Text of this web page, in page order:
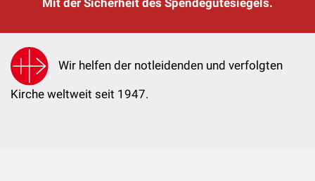
Wir helfen der notleidenden und verfolgten
Kirche weltweit seit 1947.